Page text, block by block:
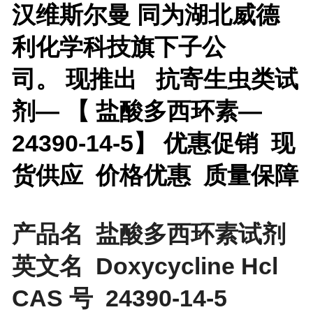
汉维斯尔曼 同为湖北威德
利化学科技旗下子公
司。 现推出
抗寄生虫类试
剂— 【 盐酸多西环素—
24390-14-5】 优惠促销 现
货供应 价格优惠 质量保障
产品名 盐酸多西环素试剂
英文名 Doxycycline Hcl
CAS 号 24390-14-5